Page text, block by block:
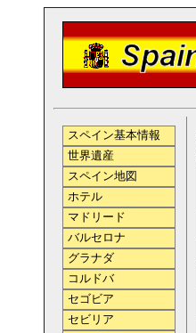
スペイン基本情報
世界遺産
スペイン地図
ホテル
マドリード
バルセロナ
グラナダ
コルドバ
セゴビア
セビリア